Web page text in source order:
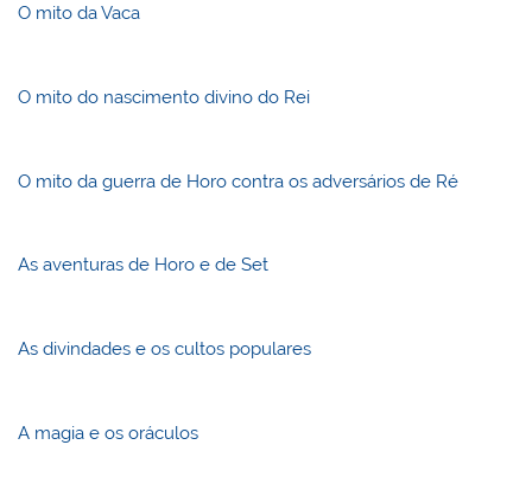
O mito da Vaca
O mito do nascimento divino do Rei
O mito da guerra de Horo contra os adversários de Ré
As aventuras de Horo e de Set
As divindades e os cultos populares
A magia e os oráculos